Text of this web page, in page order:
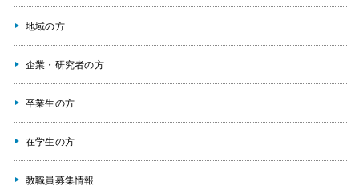
地域の方
企業・研究者の方
卒業生の方
在学生の方
教職員募集情報